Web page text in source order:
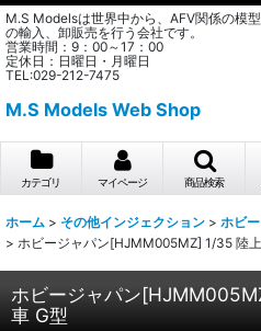
M.S Modelsは世界中から、AFV関係の模
の輸入、卸販売を行う会社です。
営業時間：9：00～17：00
定休日：日曜日・月曜日
TEL:029-212-7475
M.S Models Web Shop
カテゴリ マイページ 商品検索
ホーム > その他インジェクション > ホビ
> ホビージャパン[HJMM005MZ] 1/35 陸
ホビージャパン
車 G型